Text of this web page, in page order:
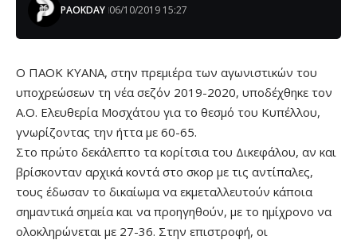
PAOKDAY 06/10/2019 15:27
Ο ΠΑΟΚ ΚΥΑΝΑ, στην πρεμιέρα των αγωνιστικών του
υποχρεώσεων τη νέα σεζόν 2019-2020, υποδέχθηκε τον
Α.Ο. Ελευθερία Μοσχάτου για το θεσμό του Κυπέλλου,
γνωρίζοντας την ήττα με 60-65.
Στο πρώτο δεκάλεπτο τα κορίτσια του Δικεφάλου, αν και
βρίσκονταν αρχικά κοντά στο σκορ με τις αντίπαλες,
τους έδωσαν το δικαίωμα να εκμεταλλευτούν κάποια
σημαντικά σημεία και να προηγηθούν, με το ημίχρονο να
ολοκληρώνεται με 27-36. Στην επιστροφή, οι